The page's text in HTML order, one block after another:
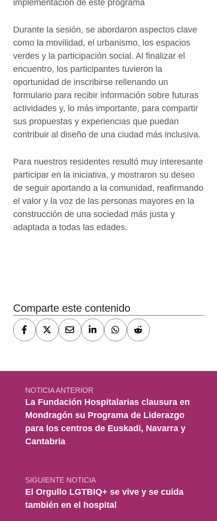
implementación de este programa
Durante la sesión, se abordaron aspectos clave
como la movilidad, el urbanismo, los espacios
verdes y la participación social. Al finalizar el
encuentro, los participantes tuvieron la
oportunidad de inscribirse rellenando un
formulario para recibir información sobre futuras
actividades y, lo más importante, para compartir
sus propuestas y experiencias que puedan
contribuir al diseño de una ciudad más inclusiva.
Para nuestros residentes resultó muy interesante
participar en la iniciativa, y mostraron su deseo
de seguir aportando a la comunidad, reafirmando
el valor y la voz de las personas mayores en la
construcción de una sociedad más justa y
adaptada a todas las edades.
Comparte este contenido
Navegación de entradas
NOTICIA ANTERIOR
La Fundación Hospitalarias clausura en
Mondragón su Programa de Liderazgo
para los centros de Euskadi, Navarra y
Cantabria
SIGUIENTE NOTICIA
El Orgullo LGTBIQ+ se vive y se cuida
también en el hospital